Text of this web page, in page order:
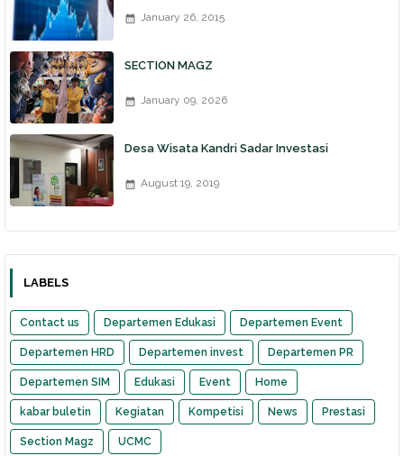
January 26, 2015
SECTION MAGZ
January 09, 2026
Desa Wisata Kandri Sadar Investasi
August 19, 2019
LABELS
Contact us Departemen Edukasi Departemen Event
Departemen HRD Departemen invest Departemen PR
Departemen SIM Edukasi Event Home
kabar buletin Kegiatan Kompetisi News Prestasi
Section Magz UCMC